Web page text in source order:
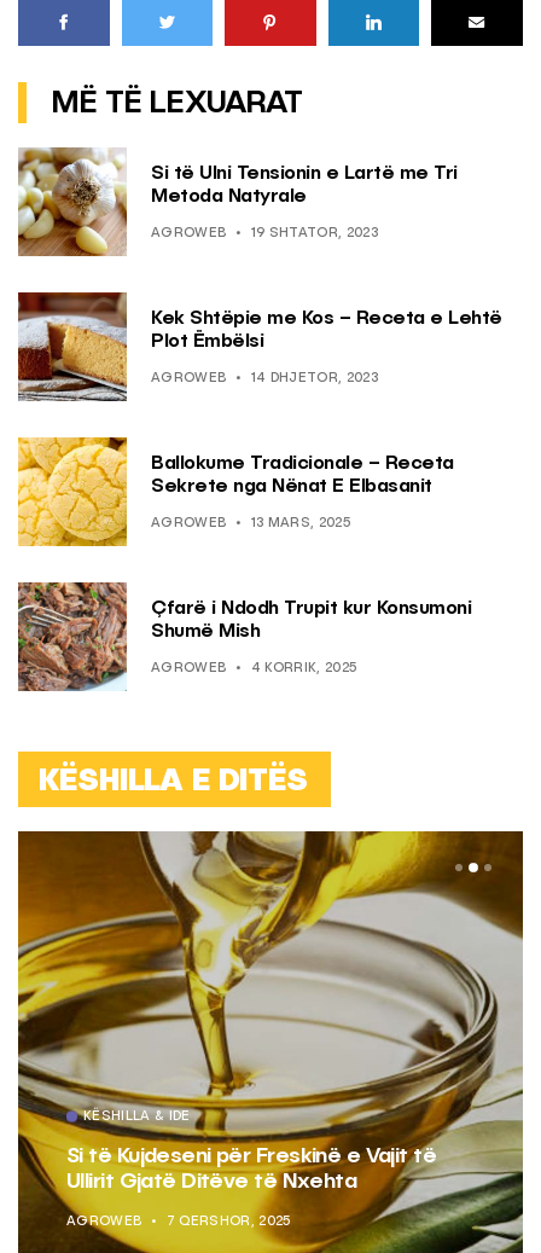
MË TË LEXUARAT
Si të Ulni Tensionin e Lartë me Tri
Metoda Natyrale
AGROWEB 19 SHTATOR, 2023
Kek Shtëpie me Kos – Receta e Lehtë
Plot Ëmbëlsi
AGROWEB 14 DHJETOR, 2023
Ballokume Tradicionale – Receta
Sekrete nga Nënat E Elbasanit
AGROWEB 13 MARS, 2025
Çfarë i Ndodh Trupit kur Konsumoni
Shumë Mish
AGROWEB 4 KORRIK, 2025
KËSHILLA E DITËS
KËSHILLA & IDE
Si të Kujdeseni për Freskinë e Vajit të
Ullirit Gjatë Ditëve të Nxehta
AGROWEB 7 QERSHOR, 2025